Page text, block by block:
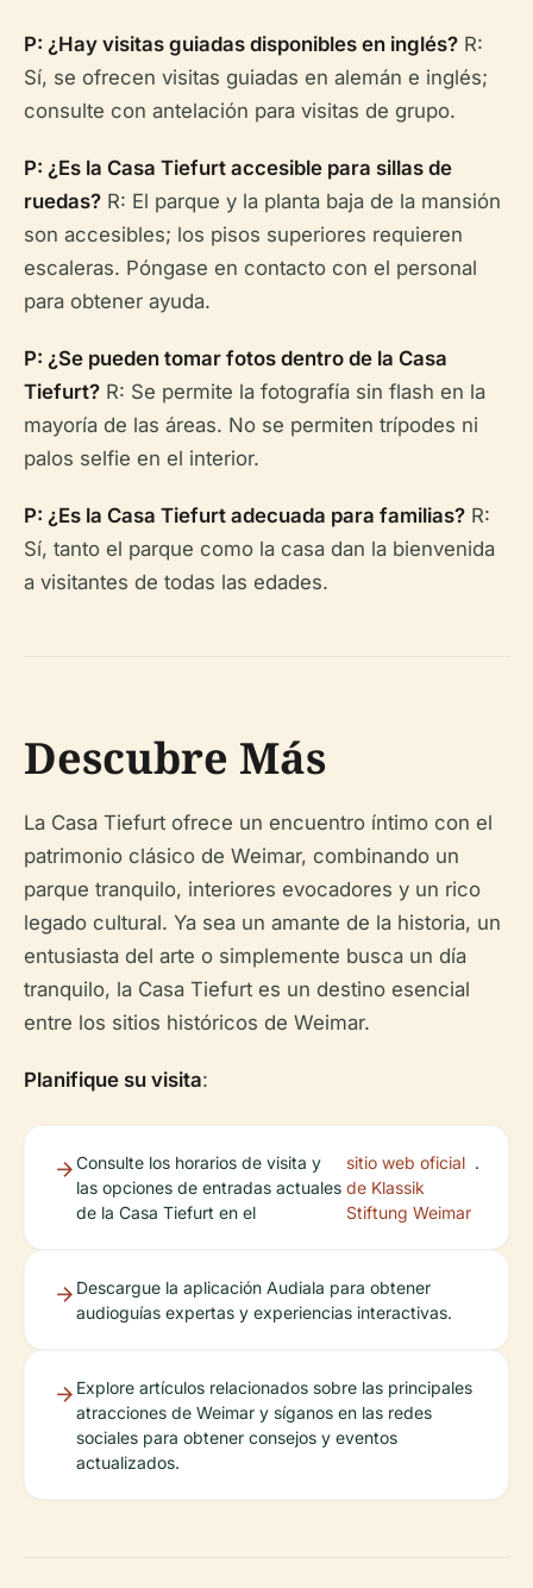
P: ¿Hay visitas guiadas disponibles en inglés? R:
Sí, se ofrecen visitas guiadas en alemán e inglés;
consulte con antelación para visitas de grupo.
P: ¿Es la Casa Tiefurt accesible para sillas de
ruedas? R: El parque y la planta baja de la mansión
son accesibles; los pisos superiores requieren
escaleras. Póngase en contacto con el personal
para obtener ayuda.
P: ¿Se pueden tomar fotos dentro de la Casa
Tiefurt? R: Se permite la fotografía sin flash en la
mayoría de las áreas. No se permiten trípodes ni
palos selfie en el interior.
P: ¿Es la Casa Tiefurt adecuada para familias? R:
Sí, tanto el parque como la casa dan la bienvenida
a visitantes de todas las edades.
Descubre Más
La Casa Tiefurt ofrece un encuentro íntimo con el
patrimonio clásico de Weimar, combinando un
parque tranquilo, interiores evocadores y un rico
legado cultural. Ya sea un amante de la historia, un
entusiasta del arte o simplemente busca un día
tranquilo, la Casa Tiefurt es un destino esencial
entre los sitios históricos de Weimar.
Planifique su visita:
Consulte los horarios de visita y
las opciones de entradas actuales
de la Casa Tiefurt en el
sitio web oficial
de Klassik
Stiftung Weimar
.
Descargue la aplicación Audiala para obtener
audioguías expertas y experiencias interactivas.
Explore artículos relacionados sobre las principales
atracciones de Weimar y síganos en las redes
sociales para obtener consejos y eventos
actualizados.